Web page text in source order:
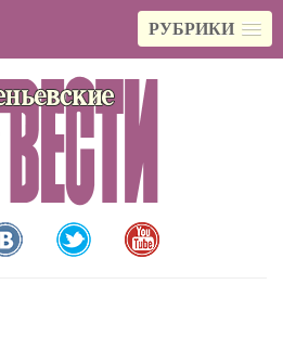
РУБРИКИ